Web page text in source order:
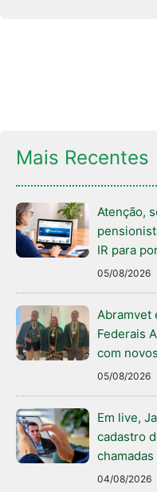
Mais Recentes
Atenção,
IR para
05/08/2026
Abramvet
Federais
com
05/08/2026
Em live,
cadastro
04/08/2026